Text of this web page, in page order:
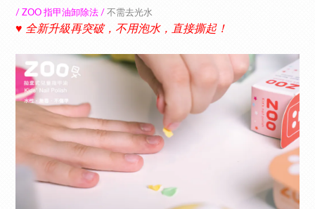
/ ZOO 指甲油卸除法 / 不需去光水
♥︎ 全新升級再突破，不用泡水，直接撕起！